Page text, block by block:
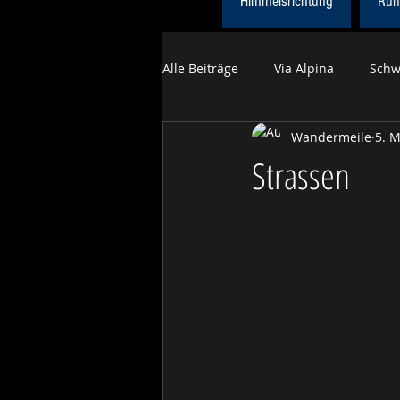
Alle Beiträge Via Alpina
Himmelsrichtung
Strassen
Wandermeile 5.